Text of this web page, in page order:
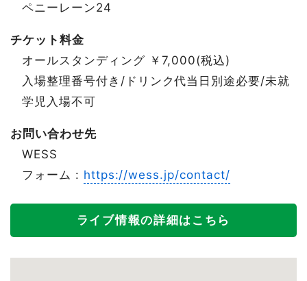
ペニーレーン24
チケット料金
オールスタンディング ￥7,000(税込)
入場整理番号付き/ドリンク代当日別途必要/未就
学児入場不可
お問い合わせ先
WESS
フォーム : https://wess.jp/contact/
ライブ情報の詳細はこちら